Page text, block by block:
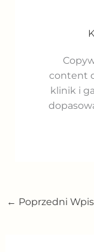
content
klinik i
← Poprzedni Wpis